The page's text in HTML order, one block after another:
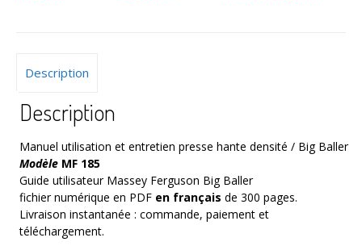
Description
Description
Manuel utilisation et entretien presse hante densité / Big Baller
Modèle MF 185
Guide utilisateur Massey Ferguson Big Baller
fichier numérique en PDF en français de 300 pages.
Livraison instantanée : commande, paiement et
téléchargement.